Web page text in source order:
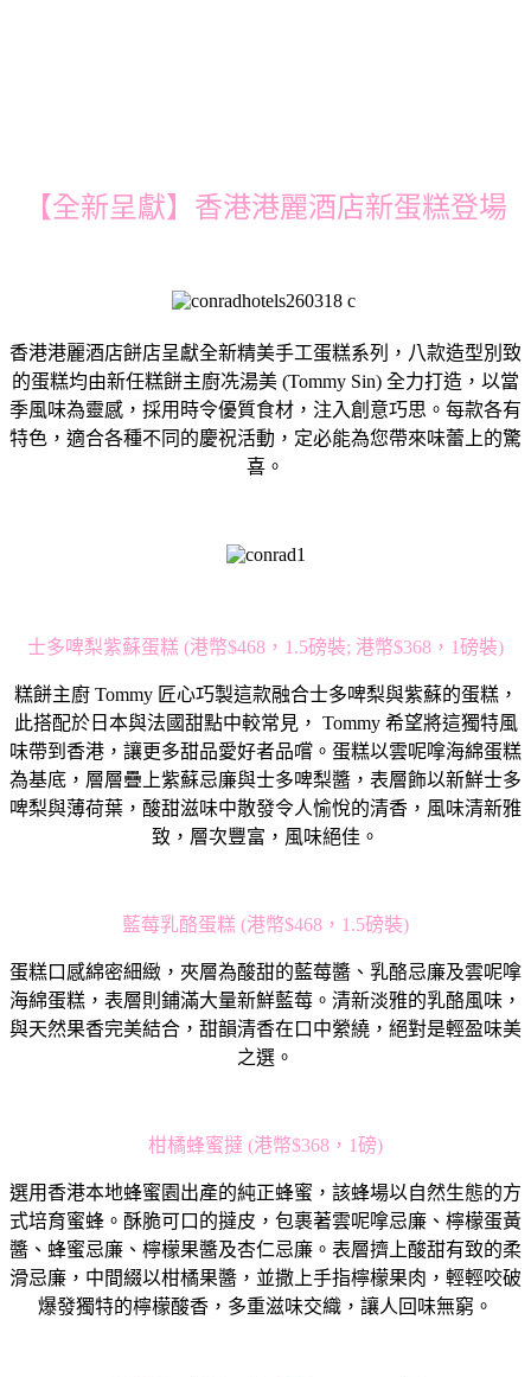
【全新呈獻】香港港麗酒店新蛋糕登場
香港港麗酒店餅店呈獻全新精美手工蛋糕系列，八款造型別致
的蛋糕均由新任糕餅主廚冼湯美 (Tommy Sin) 全力打造，以當
季風味為靈感，採用時令優質食材，注入創意巧思。每款各有
特色，適合各種不同的慶祝活動，定必能為您帶來味蕾上的驚
喜。
士多啤梨紫蘇蛋糕 (港幣$468，1.5磅裝; 港幣$368，1磅裝)
糕餅主廚 Tommy 匠心巧製這款融合士多啤梨與紫蘇的蛋糕，
此搭配於日本與法國甜點中較常見， Tommy 希望將這獨特風
味帶到香港，讓更多甜品愛好者品嚐。蛋糕以雲呢嗱海綿蛋糕
為基底，層層疊上紫蘇忌廉與士多啤梨醬，表層飾以新鮮士多
啤梨與薄荷葉，酸甜滋味中散發令人愉悅的清香，風味清新雅
致，層次豐富，風味絕佳。
藍莓乳酪蛋糕 (港幣$468，1.5磅裝)
蛋糕口感綿密細緻，夾層為酸甜的藍莓醬、乳酪忌廉及雲呢嗱
海綿蛋糕，表層則鋪滿大量新鮮藍莓。清新淡雅的乳酪風味，
與天然果香完美結合，甜韻清香在口中縈繞，絕對是輕盈味美
之選。
柑橘蜂蜜撻 (港幣$368，1磅)
選用香港本地蜂蜜園出產的純正蜂蜜，該蜂場以自然生態的方
式培育蜜蜂。酥脆可口的撻皮，包裹著雲呢嗱忌廉、檸檬蛋黃
醬、蜂蜜忌廉、檸檬果醬及杏仁忌廉。表層擠上酸甜有致的柔
滑忌廉，中間綴以柑橘果醬，並撒上手指檸檬果肉，輕輕咬破
爆發獨特的檸檬酸香，多重滋味交織，讓人回味無窮。